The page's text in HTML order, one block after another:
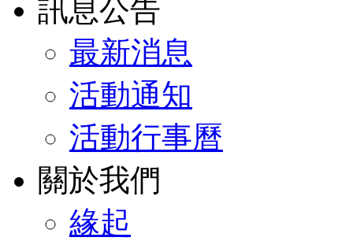
訊息公告
最新消息
活動通知
活動行事曆
關於我們
緣起